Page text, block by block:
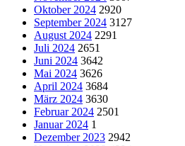
Oktober 2024 2920
September 2024 3127
August 2024 2291
Juli 2024 2651
Juni 2024 3642
Mai 2024 3626
April 2024 3684
März 2024 3630
Februar 2024 2501
Januar 2024 1
Dezember 2023 2942